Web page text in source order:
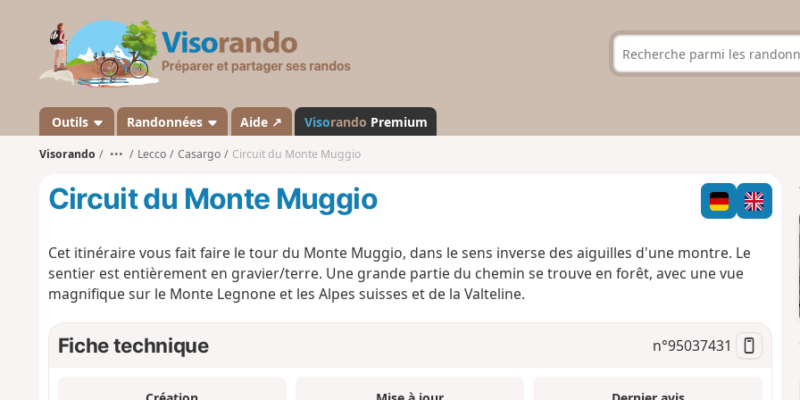
s
a
n
d
Outils Randonnées Aide ↗ Visorando Premium
Visorando ••• Lecco Casargo Circuit du Monte Muggio
Circuit du Monte Muggio
Cet itinéraire vous fait faire le tour du Monte Muggio, dans le sens inverse des aiguilles d'une montre. Le
sentier est entièrement en gravier/terre. Une grande partie du chemin se trouve en forêt, avec une vue
magnifique sur le Monte Legnone et les Alpes suisses et de la Valteline.
Fiche technique n°95037431